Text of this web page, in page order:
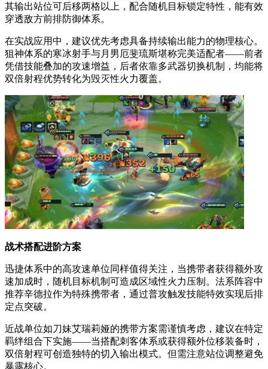
其输出站位可后移两格以上，配合随机目标锁定特性，能有效
穿透敌方前排防御体系。
在实战应用中，建议优先考虑具备持续输出能力的物理核心。
狙神体系的寒冰射手与月男厄斐琉斯堪称完美适配者——前者
凭借技能叠加的攻速增益，后者依靠多武器切换机制，均能将
双倍射程优势转化为毁灭性火力覆盖。
战术搭配进阶方案
迅捷体系中的高攻速单位同样值得关注，当携带者获得额外攻
速加成时，随机目标机制可造成区域性火力压制。法系阵容中
推荐辛德拉作为特殊携带者，通过普攻触发技能特效实现后排
定点突破。
近战单位如刀妹艾瑞莉娅的携带方案需谨慎考虑，建议在特定
羁绊组合下实施——当搭配刺客体系或获得额外位移装备时，
双倍射程可创造独特的切入输出模式。但需注意站位调整避免
暴露核心。